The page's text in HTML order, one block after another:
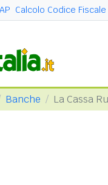
Calcolo Codice Fiscale
Banche La Cassa